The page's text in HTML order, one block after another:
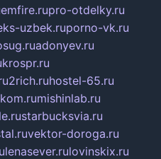
emfire.rupro-otdelky.ru
uzbek.ruporno-vk.ru
adonyev.ru
krospr.ru
2rich.ruhostel-65.ru
mishinlab.ru
starbucksvia.ru
vektor-doroga.ru
lenasever.rulovinskix.ru